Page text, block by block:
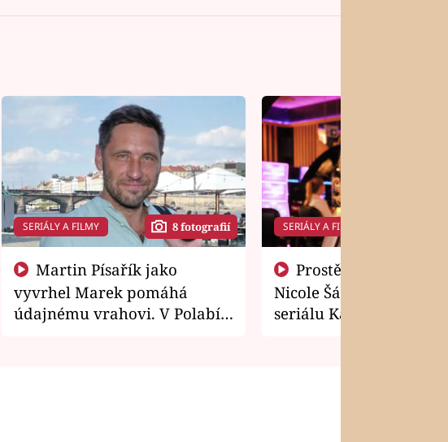
SERIÁLY A FILMY 8 fotografií
vyvrhel Marek pomáhá
údajnému vrahovi. V Polabí
SERIÁLY A FILMY
Nicole Šáchová získala
seriálu Kamarádi